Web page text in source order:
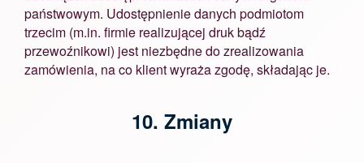
państwowym. Udostępnienie danych podmiotom
trzecim (m.in. firmie realizującej druk bądź
przewoźnikowi) jest niezbędne do zrealizowania
zamówienia, na co klient wyraża zgodę, składając je.
10. Zmiany